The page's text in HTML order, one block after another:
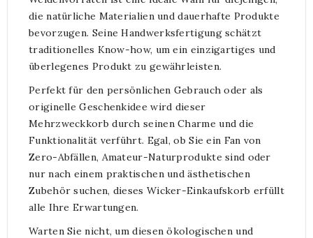
die natürliche Materialien und dauerhafte Produkte
bevorzugen. Seine Handwerksfertigung schätzt
traditionelles Know-how, um ein einzigartiges und
überlegenes Produkt zu gewährleisten.
Perfekt für den persönlichen Gebrauch oder als
originelle Geschenkidee wird dieser
Mehrzweckkorb durch seinen Charme und die
Funktionalität verführt. Egal, ob Sie ein Fan von
Zero-Abfällen, Amateur-Naturprodukte sind oder
nur nach einem praktischen und ästhetischen
Zubehör suchen, dieses Wicker-Einkaufskorb erfüllt
alle Ihre Erwartungen.
Warten Sie nicht, um diesen ökologischen und